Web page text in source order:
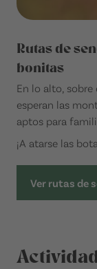
Rutas de
bonitas
En lo alto, sobre
esperan las
aptos para
¡A atarse las
Ver rutas de